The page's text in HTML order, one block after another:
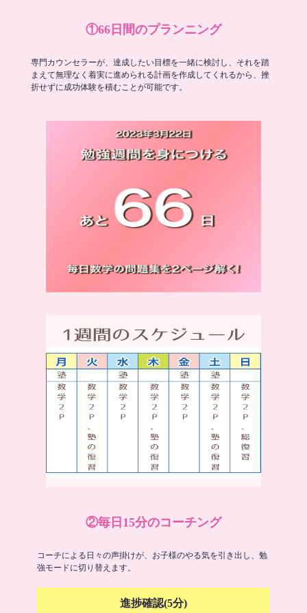
①66日間のプランニング
専門カウンセラーが、達成したい目標を一緒に検討し、それを踏
まえて無理なく着実に進められる計画を作成してくれるから、挫
折せずに成功体験を積むことが可能です。
②毎日15分のコーチング
コーチによる日々の声掛けが、お子様のやる気を引き出し、勉
強モードに切り替えます。
進捗確認(5分)